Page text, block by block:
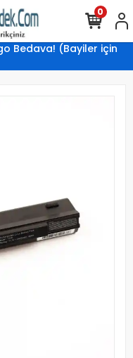
Bedava! (Bayiler için
0